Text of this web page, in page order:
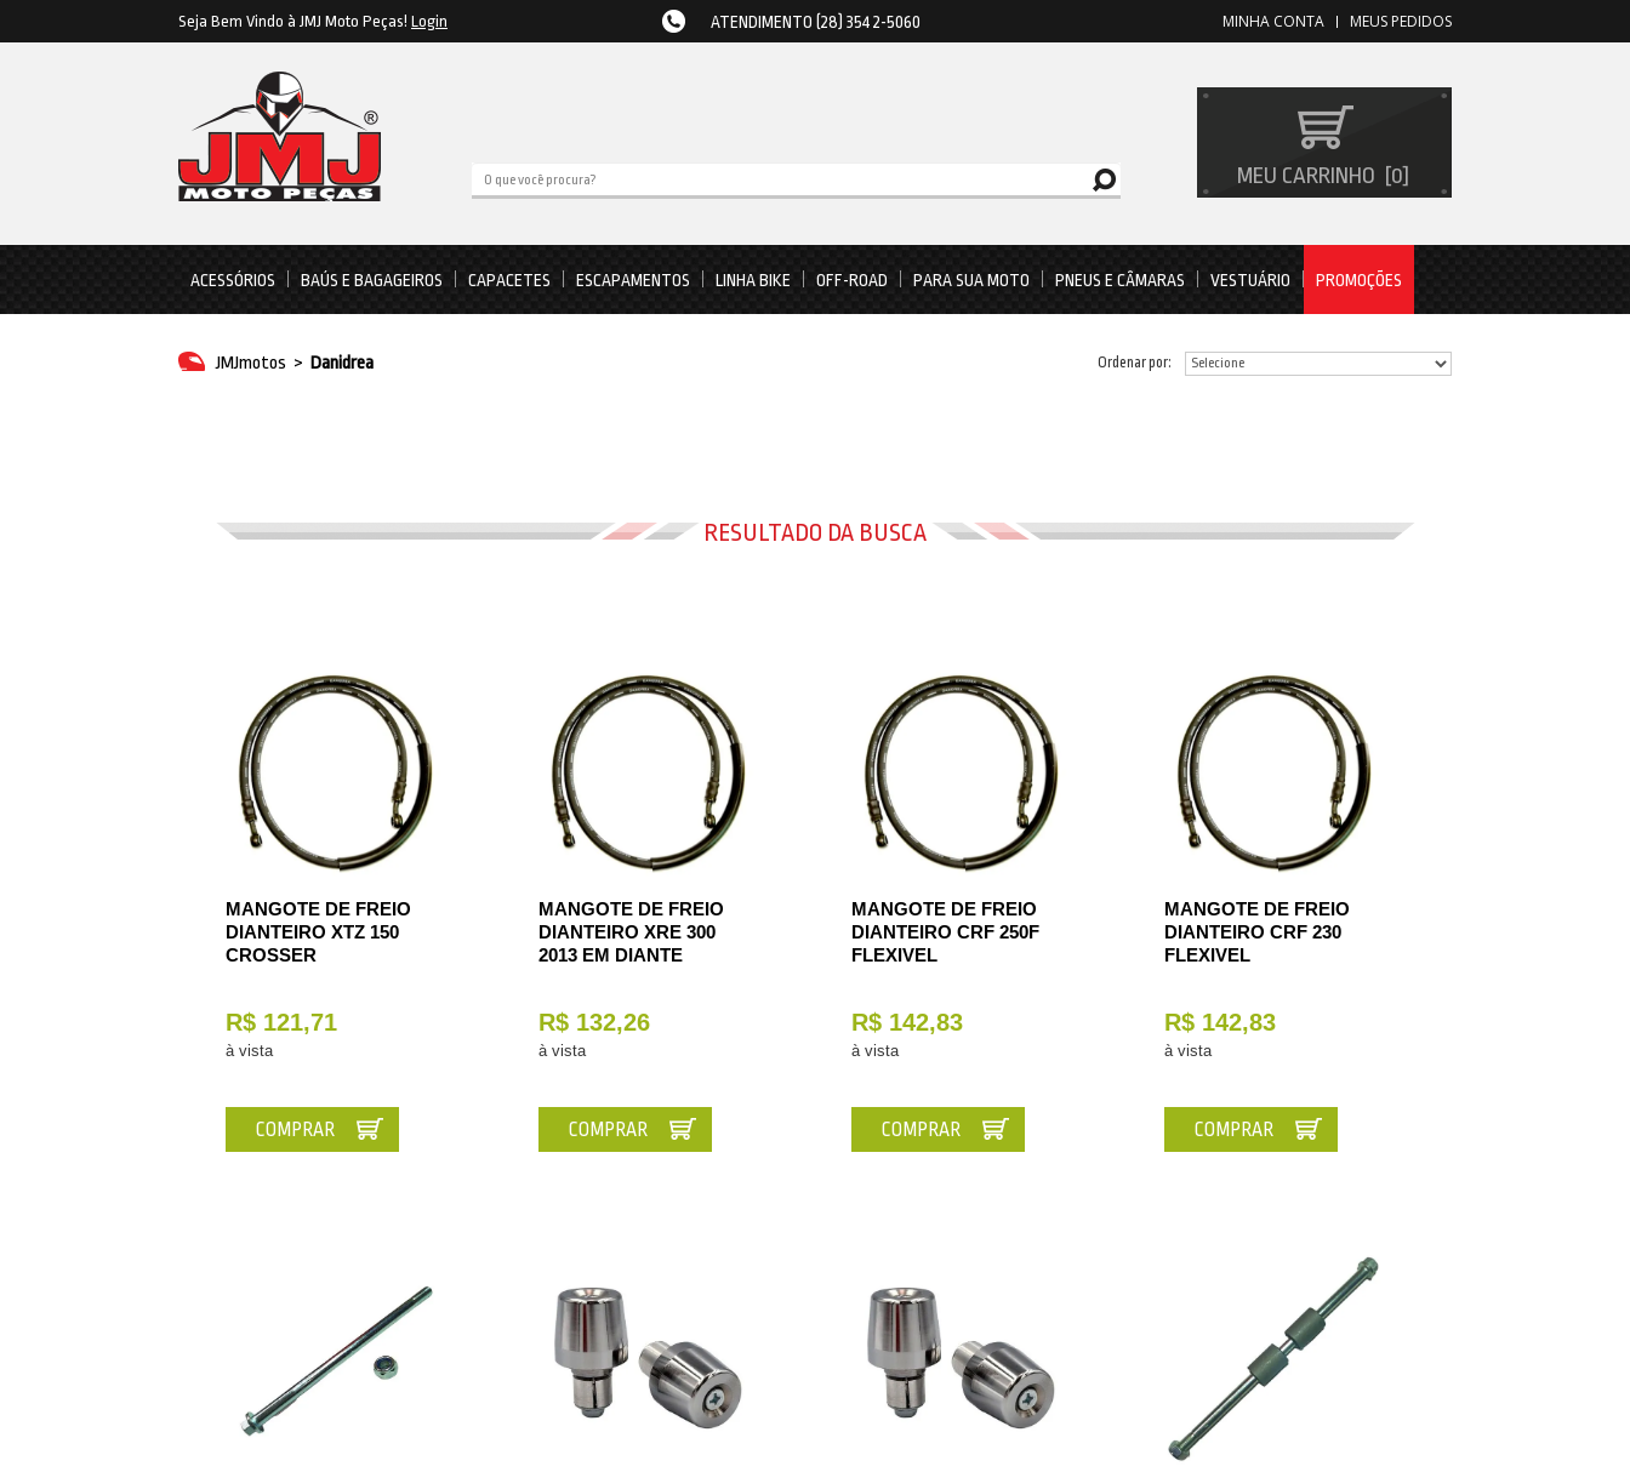
Seja Bem Vindo à JMJ Moto Peças! Login ATENDIMENTO (28) 3542-5060 MEUS PEDIDOS
MINHA CONTA
MEU CARRINHO 0
ACESSÓRIOS BAÚS E BAGAGEIROS CAPACETES ESCAPAMENTOS LINHA BIKE OFF-ROAD PARA SUA MOTO PNEUS E CÂMARAS VESTUÁRIO PROMOÇÕES
JMJmotos > Danidrea
RESULTADO DA BUSCA
Ordenar por:
MANGOTE DE FREIO
DIANTEIRO XTZ 150
CROSSER
R$ 121,71
à vista
COMPRAR
MANGOTE DE FREIO
DIANTEIRO XRE 300
2013 EM DIANTE
R$ 132,26
à vista
COMPRAR
MANGOTE DE FREIO
DIANTEIRO CRF 250F
FLEXIVEL
R$ 142,83
à vista
COMPRAR
MANGOTE DE FREIO
DIANTEIRO CRF 230
FLEXIVEL
R$ 142,83
à vista
COMPRAR